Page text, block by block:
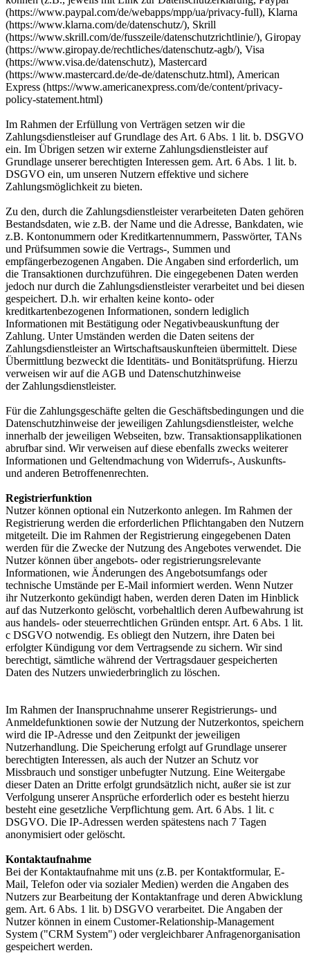
(https://www.paypal.com/de/webapps/mpp/ua/privacy-full), Klarna
(https://www.klarna.com/de/datenschutz/), Skrill
(https://www.skrill.com/de/fusszeile/datenschutzrichtlinie/), Giropay
(https://www.giropay.de/rechtliches/datenschutz-agb/), Visa
(https://www.visa.de/datenschutz), Mastercard
(https://www.mastercard.de/de-de/datenschutz.html), American
Express (https://www.americanexpress.com/de/content/privacy-
policy-statement.html)
Im Rahmen der Erfüllung von Verträgen setzen wir die
Zahlungsdienstleiser auf Grundlage des Art. 6 Abs. 1 lit. b. DSGVO
ein. Im Übrigen setzen wir externe Zahlungsdienstleister auf
Grundlage unserer berechtigten Interessen gem. Art. 6 Abs. 1 lit. b.
DSGVO ein, um unseren Nutzern effektive und sichere
Zahlungsmöglichkeit zu bieten.
Zu den, durch die Zahlungsdienstleister verarbeiteten Daten gehören
Bestandsdaten, wie z.B. der Name und die Adresse, Bankdaten, wie
z.B. Kontonummern oder Kreditkartennummern, Passwörter, TANs
und Prüfsummen sowie die Vertrags-, Summen und
empfängerbezogenen Angaben. Die Angaben sind erforderlich, um
die Transaktionen durchzuführen. Die eingegebenen Daten werden
jedoch nur durch die Zahlungsdienstleister verarbeitet und bei diesen
gespeichert. D.h. wir erhalten keine konto- oder
kreditkartenbezogenen Informationen, sondern lediglich
Informationen mit Bestätigung oder Negativbeauskunftung der
Zahlung. Unter Umständen werden die Daten seitens der
Zahlungsdienstleister an Wirtschaftsauskunfteien übermittelt. Diese
Übermittlung bezweckt die Identitäts- und Bonitätsprüfung. Hierzu
verweisen wir auf die AGB und Datenschutzhinweise
der Zahlungsdienstleister.
Für die Zahlungsgeschäfte gelten die Geschäftsbedingungen und die
Datenschutzhinweise der jeweiligen Zahlungsdienstleister, welche
innerhalb der jeweiligen Webseiten, bzw. Transaktionsapplikationen
abrufbar sind. Wir verweisen auf diese ebenfalls zwecks weiterer
Informationen und Geltendmachung von Widerrufs-, Auskunfts-
und anderen Betroffenenrechten.
Registrierfunktion
Nutzer können optional ein Nutzerkonto anlegen. Im Rahmen der
Registrierung werden die erforderlichen Pflichtangaben den Nutzern
mitgeteilt. Die im Rahmen der Registrierung eingegebenen Daten
werden für die Zwecke der Nutzung des Angebotes verwendet. Die
Nutzer können über angebots- oder registrierungsrelevante
Informationen, wie Änderungen des Angebotsumfangs oder
technische Umstände per E-Mail informiert werden. Wenn Nutzer
ihr Nutzerkonto gekündigt haben, werden deren Daten im Hinblick
auf das Nutzerkonto gelöscht, vorbehaltlich deren Aufbewahrung ist
aus handels- oder steuerrechtlichen Gründen entspr. Art. 6 Abs. 1 lit.
c DSGVO notwendig. Es obliegt den Nutzern, ihre Daten bei
erfolgter Kündigung vor dem Vertragsende zu sichern. Wir sind
berechtigt, sämtliche während der Vertragsdauer gespeicherten
Daten des Nutzers unwiederbringlich zu löschen.
Im Rahmen der Inanspruchnahme unserer Registrierungs- und
Anmeldefunktionen sowie der Nutzung der Nutzerkontos, speichern
wird die IP-Adresse und den Zeitpunkt der jeweiligen
Nutzerhandlung. Die Speicherung erfolgt auf Grundlage unserer
berechtigten Interessen, als auch der Nutzer an Schutz vor
Missbrauch und sonstiger unbefugter Nutzung. Eine Weitergabe
dieser Daten an Dritte erfolgt grundsätzlich nicht, außer sie ist zur
Verfolgung unserer Ansprüche erforderlich oder es besteht hierzu
besteht eine gesetzliche Verpflichtung gem. Art. 6 Abs. 1 lit. c
DSGVO. Die IP-Adressen werden spätestens nach 7 Tagen
anonymisiert oder gelöscht.
Kontaktaufnahme
Bei der Kontaktaufnahme mit uns (z.B. per Kontaktformular, E-
Mail, Telefon oder via sozialer Medien) werden die Angaben des
Nutzers zur Bearbeitung der Kontaktanfrage und deren Abwicklung
gem. Art. 6 Abs. 1 lit. b) DSGVO verarbeitet. Die Angaben der
Nutzer können in einem Customer-Relationship-Management
System ("CRM System") oder vergleichbarer Anfragenorganisation
gespeichert werden.